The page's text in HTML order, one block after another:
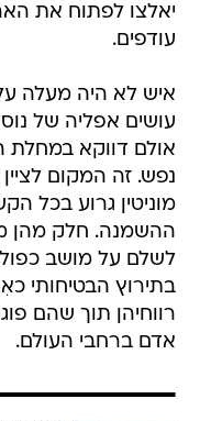
יאלצו לפתוח את
עודפים.
איש לא היה מעלה על
עושים אפליה של
אולם דווקא במחלת
נפש. זה המקום
מוניטין גרוע בכל
ההשמנה. חלק מהן
לשלם על מושב
בתירוץ הבטיחותי
רווחיהן תוך שהם
אדם ברחבי העולם.